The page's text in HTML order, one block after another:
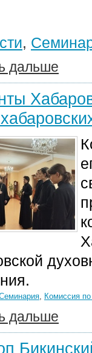
,
дальше
, Комиссия
дальше